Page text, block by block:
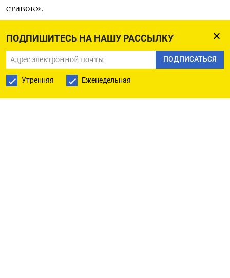
ПОДПИШИТЕСЬ НА НАШУ РАССЫЛКУ
ПОДПИСАТЬСЯ
Утренняя Еженедельная
ставок».
Акции Fast Retailing просели на 1,11%, став
лидером снижения на Nikkei.
Бумаги Advantest подешевели на 1,03%.